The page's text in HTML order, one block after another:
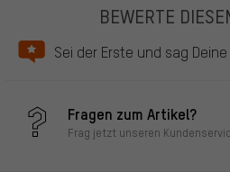
BEWERTE
Sei der Erste und sag
Fragen zum Artikel?
Frag jetzt unseren